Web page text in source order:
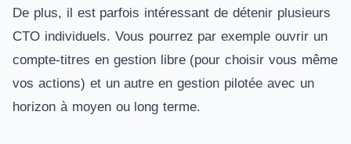
De plus, il est parfois intéressant de détenir plusieurs
CTO individuels. Vous pourrez par exemple ouvrir un
compte-titres en gestion libre (pour choisir vous même
vos actions) et un autre en gestion pilotée avec un
horizon à moyen ou long terme.